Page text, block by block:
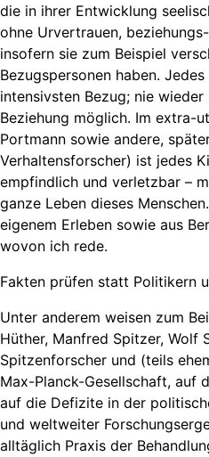
die in ihrer Entwicklung
ohne Urvertrauen,
insofern sie zum Beispiel
Bezugspersonen haben.
intensivsten Bezug; nie
Beziehung möglich. Im extra-
Portmann sowie andere,
Verhaltensforscher) ist jedes
empfindlich und verletzbar –
ganze Leben dieses
eigenem Erleben sowie aus
wovon ich rede.
Fakten prüfen statt Politikern
Unter anderem weisen zum
Hüther, Manfred Spitzer, Wolf
Spitzenforscher und (teils
Max-Planck-Gesellschaft, auf
auf die Defizite in der
und weltweiter
alltäglich Praxis der